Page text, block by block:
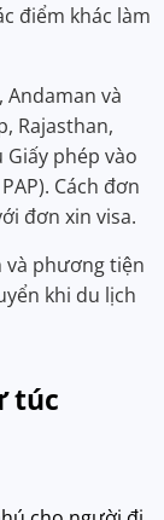
điểm khác làm
và
Rajasthan,
phép vào
Cách đơn
đơn xin visa.
và phương tiện
khi du lịch
túc